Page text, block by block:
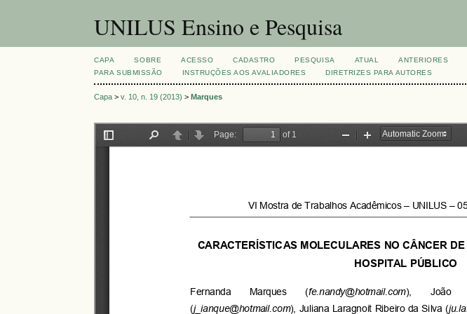
UNILUS Ensino e Pesquisa
CAPA SOBRE ACESSO CADASTRO PESQUISA ATUAL ANTERIORES
PARA SUBMISSÃO
INSTRUÇÕES AOS AVALIADORES DIRETRIZES PARA AUTORES
Capa >v. 10, n. 19 (2013) >Marques